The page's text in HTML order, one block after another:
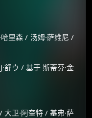
里森 / 汤姆·萨维尼 /
舒ウ / 基于 斯蒂芬·金
大卫·阿奎特 / 基弗·萨